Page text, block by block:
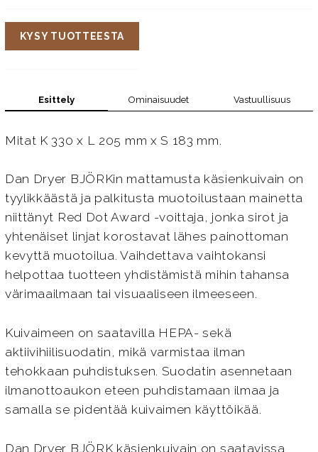
KYSY TUOTTEESTA
Esittely Ominaisuudet Vastuullisuus
Mitat K 330 x L 205 mm x S 183 mm.
Dan Dryer BJÖRKin mattamusta käsienkuivain on
tyylikkäästä ja palkitusta muotoilustaan mainetta
niittänyt Red Dot Award -voittaja, jonka sirot ja
yhtenäiset linjat korostavat lähes painottoman
kevyttä muotoilua. Vaihdettava vaihtokansi
helpottaa tuotteen yhdistämistä mihin tahansa
värimaailmaan tai visuaaliseen ilmeeseen.
Kuivaimeen on saatavilla HEPA- sekä
aktiivihiilisuodatin, mikä varmistaa ilman
tehokkaan puhdistuksen. Suodatin asennetaan
ilmanottoaukon eteen puhdistamaan ilmaa ja
samalla se pidentää kuivaimen käyttöikää.
Dan Dryer BJÖRK käsienkuivain on saatavissa